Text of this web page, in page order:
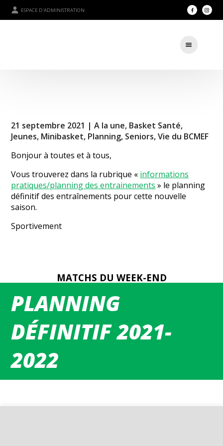
ESPACE D'ADMINISTRATION
PLANNING
DÉFINITIF 2021-
2022
21 septembre 2021 |A la une, Basket Santé,
Jeunes, Minibasket, Planning, Seniors,Vie du BCMEF
Bonjour à toutes et à tous,
Vous trouverez dans la rubrique « informations
pratiques/planning des entrainements » le planning
définitif des entraînements pour cette nouvelle
saison.
Sportivement
MATCHS DU WEEK-END